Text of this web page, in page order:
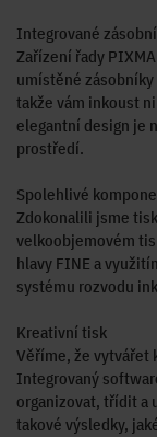
Integrované
Zařízení řady
umístěné
takže vám inkoust
elegantní design je
prostředí.
Spolehlivé
Zdokonalili jsme
velkoobjemovém
hlavy FINE a
systému rozvodu
Kreativní tisk
Věříme, že vytvářet
Integrovaný
organizovat, třídit a
takové výsledky,